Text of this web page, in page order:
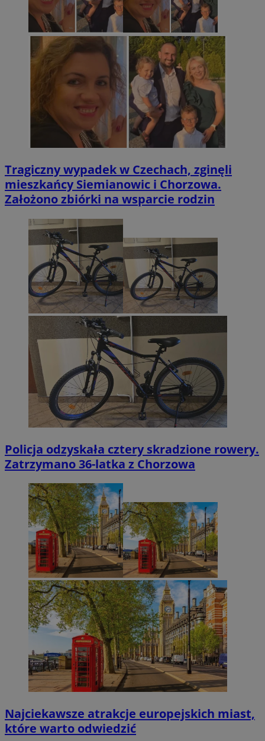
Tragiczny wypadek w Czechach, zginęli
mieszkańcy Siemianowic i Chorzowa.
Założono zbiórki na wsparcie rodzin
Policja odzyskała cztery skradzione rowery.
Zatrzymano 36-latka z Chorzowa
Najciekawsze atrakcje europejskich miast,
które warto odwiedzić